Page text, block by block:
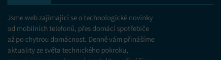
Jsme web zajímající se o technologické novinky
od mobilních telefonů, přes domácí spotřebiče
až po chytrou domácnost. Denně vám přinášíme
aktuality ze světa technického pokroku,